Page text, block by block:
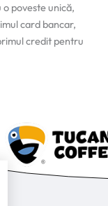
poveste unică,
card bancar,
credit pentru